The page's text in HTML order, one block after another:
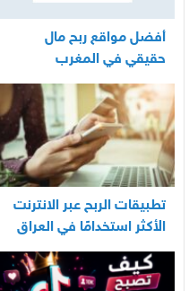
أفضل مواقع ربح مال
حقيقي في المغرب
تطبيقات الربح عبر الانترنت
الأكثر استخدامًا في العراق